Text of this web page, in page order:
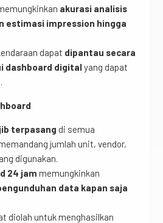
akurasi analisis
estimasi impression hingga
dapat dipantau secara
dashboard digitalyang dapat
terpasang di semua
jumlah unit, vendor,
digunakan.
24 jam memungkinkan
data kapan saja
diolah untuk menghasilkan